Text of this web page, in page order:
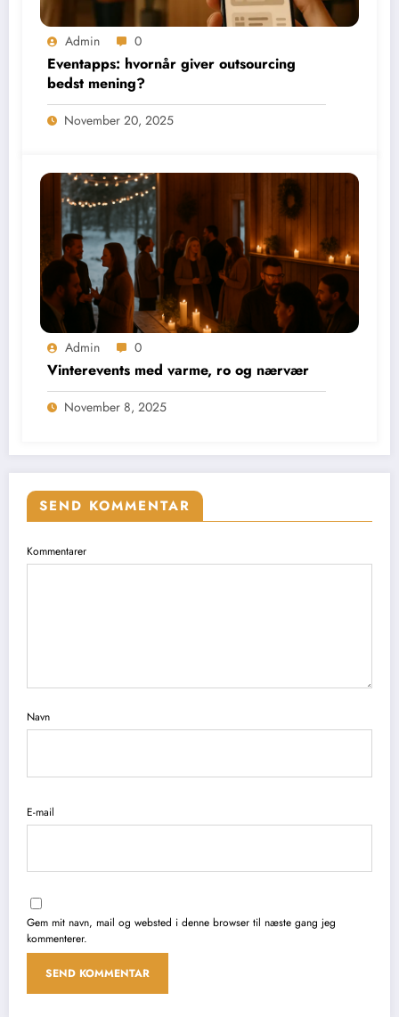
Admin 0
Eventapps: hvornår giver outsourcing
bedst mening?
November 20, 2025
Admin 0
Vinterevents med varme, ro og nærvær
November 8, 2025
SEND KOMMENTAR
Kommentarer
Navn
E-mail
Gem mit navn, mail og websted i denne browser til næste gang jeg
kommenterer.